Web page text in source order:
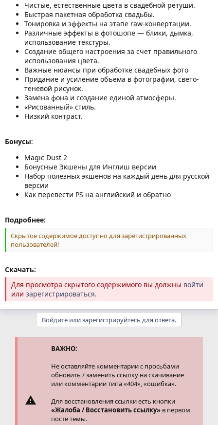
Чистые, естественные цвета в свадебной ретуши.
Быстрая пакетная обработка свадьбы.
Тонировка и эффекты на этапе raw-конвертации.
Различные эффекты в фотошопе — блики, дымка,
использование текстуры.
Создание общего настроения за счет правильного
использования цвета.
Важные нюансы при обработке свадебных фото
Придание и усиление объема в фотографии, свето-
теневой рисунок.
Замена фона и создание единой атмосферы.
«Рисованный» стиль.
Низкий контраст.
Бонусы:
Magic Dust 2
Бонусные Экшены для Инглиш версии
Набор полезных экшенов на каждый день для русской
версии
Как перевести PS на английский и обратно
Подробнее:
Скрытое содержимое доступно для зарегистрированных
пользователей!
Скачать:
Для просмотра скрытого содержимого вы должны войти
или зарегистрироваться.
Войдите или зарегистрируйтесь для ответа.
ВАЖНО:
Не оставляйте комментарии с просьбами
обновить / заменить ссылку на скачивание
или комментарии типа «404», «ошибка».
Для восстановления ссылки есть кнопки
«Жалоба / Восстановить ссылку» в первом
посте темы.